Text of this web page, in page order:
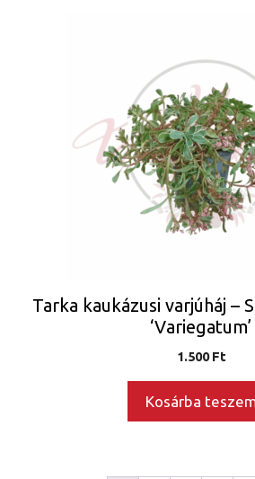
Tarka kaukázusi varjúháj –
‘Variegatum’
1.500Ft
Kosárba